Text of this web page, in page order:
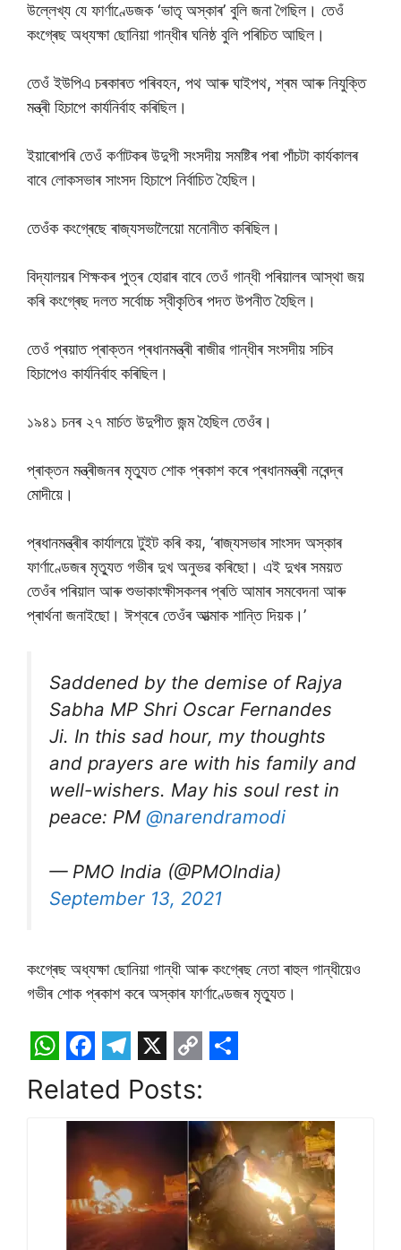
উল্লেখ্য যে ফাৰ্ণাণ্ডেজক ‘ভাতৃ অস্কাৰ’ বুলি জনা গৈছিল। তেওঁ
কংগ্ৰেছ অধ্যক্ষা ছোনিয়া গান্ধীৰ ঘনিষ্ঠ বুলি পৰিচিত আছিল।
তেওঁ ইউপিএ চৰকাৰত পৰিবহন, পথ আৰু ঘাইপথ, শ্ৰম আৰু নিযুক্তি
মন্ত্ৰী হিচাপে কাৰ্যনিৰ্বাহ কৰিছিল।
ইয়াৰোপৰি তেওঁ কৰ্ণাটকৰ উদুপী সংসদীয় সমষ্টিৰ পৰা পাঁচটা কাৰ্যকালৰ
বাবে লোকসভাৰ সাংসদ হিচাপে নিৰ্বাচিত হৈছিল।
তেওঁক কংগ্ৰেছে ৰাজ্যসভালৈয়ো মনোনীত কৰিছিল।
বিদ্যালয়ৰ শিক্ষকৰ পুত্ৰ হোৱাৰ বাবে তেওঁ গান্ধী পৰিয়ালৰ আস্থা জয়
কৰি কংগ্ৰেছ দলত সৰ্বোচ্চ স্বীকৃতিৰ পদত উপনীত হৈছিল।
তেওঁ প্ৰয়াত প্ৰাক্তন প্ৰধানমন্ত্ৰী ৰাজীৱ গান্ধীৰ সংসদীয় সচিব
হিচাপেও কাৰ্যনিৰ্বাহ কৰিছিল।
১৯৪১ চনৰ ২৭ মাৰ্চত উদুপীত জন্ম হৈছিল তেওঁৰ।
প্ৰাক্তন মন্ত্ৰীজনৰ মৃত্যুত শোক প্ৰকাশ কৰে প্ৰধানমন্ত্ৰী নৰেন্দ্ৰ
মোদীয়ে।
প্ৰধানমন্ত্ৰীৰ কাৰ্যালয়ে টুইট কৰি কয়, ‘ৰাজ্যসভাৰ সাংসদ অস্কাৰ
ফাৰ্ণাণ্ডেজৰ মৃত্যুত গভীৰ দুখ অনুভৱ কৰিছো। এই দুখৰ সময়ত
তেওঁৰ পৰিয়াল আৰু শুভাকাংক্ষীসকলৰ প্ৰতি আমাৰ সমবেদনা আৰু
প্ৰাৰ্থনা জনাইছো। ঈশ্বৰে তেওঁৰ আত্মাক শান্তি দিয়ক।’
Saddened by the demise of Rajya
Sabha MP Shri Oscar Fernandes
Ji. In this sad hour, my thoughts
and prayers are with his family and
well-wishers. May his soul rest in
peace: PM @narendramodi
— PMO India (@PMOIndia)
September 13, 2021
কংগ্ৰেছ অধ্যক্ষা ছোনিয়া গান্ধী আৰু কংগ্ৰেছ নেতা ৰাহুল গান্ধীয়েও
গভীৰ শোক প্ৰকাশ কৰে অস্কাৰ ফাৰ্ণাণ্ডেজৰ মৃত্যুত।
W
h
F
a
c
e
b
o
T
e
l
e
g
r
X
C
o
p
y
L
i
a
r
e
Related Posts: